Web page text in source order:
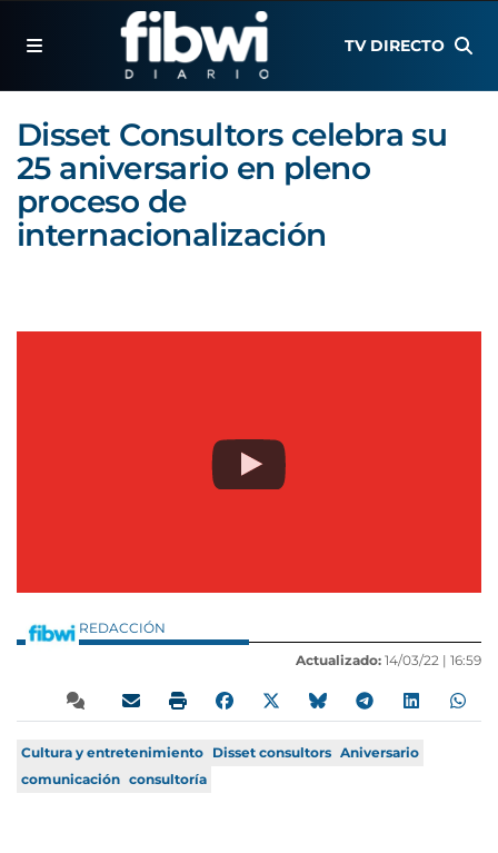
TV DIRECTO
Disset Consultors celebra su
25 aniversario en pleno
proceso de
internacionalización
REDACCIÓN
Actualizado: 14/03/22 | 16:59
Cultura y entretenimiento Disset consultors Aniversario
comunicación consultoría